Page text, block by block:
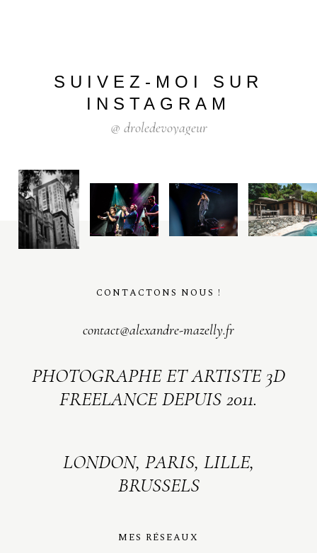
SUIVEZ-MOI
SUR
INSTAGRAM
@ droledevoyageur
CONTACTONS NOUS !
contact@alexandre-mazelly.fr
PHOTOGRAPHE ET ARTISTE 3D
FREELANCE DEPUIS 2011.
LONDON, PARIS, LILLE,
BRUSSELS
MES RÉSEAUX